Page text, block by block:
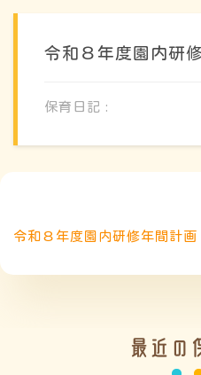
令和８年度園内研
保育日記 :
令和８年度園内研修年間計画
最近の